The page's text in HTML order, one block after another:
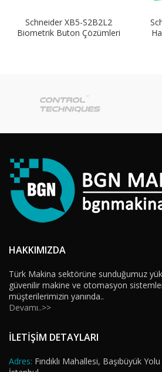
Schneider XB5-S2B2L2
Biometrik Buton Çözümleri
HAKKIMIZDA
Türk Makina sektörüne sunduğumuz
güvenilir makine ve otomasyon
müşterilerimizin yanında..
Devamı..>>
İLETİŞİM DETAYLARI
Adres: Fındıklı Mahallesi, Başıbüyük